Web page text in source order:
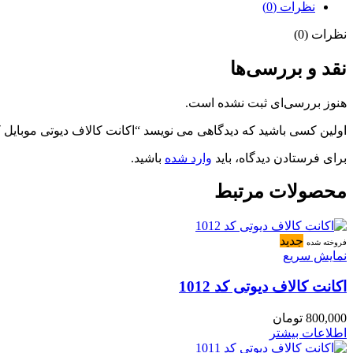
نظرات (0)
نظرات (0)
نقد و بررسی‌ها
هنوز بررسی‌ای ثبت نشده است.
اولین کسی باشید که دیدگاهی می نویسد “اکانت کالاف دیوتی موبایل کد
برای فرستادن دیدگاه، باید وارد شده باشید.
محصولات مرتبط
فروخته شده جدید
نمایش سریع
اکانت کالاف دیوتی کد 1012
800,000 تومان
اطلاعات بیشتر